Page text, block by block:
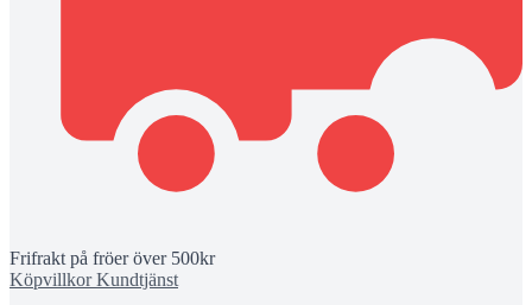
Frifrakt på fröer över 500kr
KöpvillkorKundtjänst